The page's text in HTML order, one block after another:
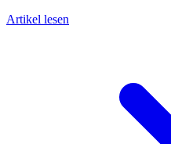
Artikel lesen